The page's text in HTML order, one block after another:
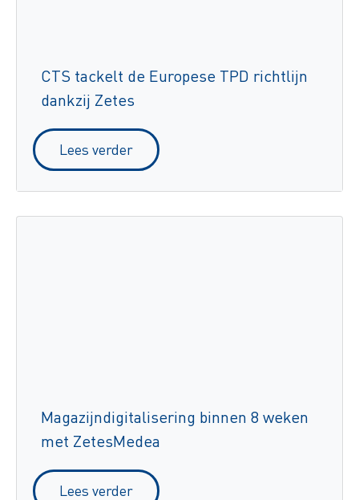
CTS tackelt de Europese TPD richtlijn
dankzij Zetes
Lees verder
Magazijndigitalisering binnen 8 weken
met ZetesMedea
Lees verder